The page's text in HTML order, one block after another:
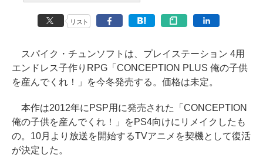
リスト
スパイク・チュンソフトは、プレイステーション 4用
エンドレス子作りRPG「CONCEPTION PLUS 俺の子供
を産んでくれ！」を今冬発売する。価格は未定。
本作は2012年にPSP用に発売された「CONCEPTION
俺の子供を産んでくれ！」をPS4向けにリメイクしたも
の。10月より放送を開始するTVアニメを契機として復活
が決定した。